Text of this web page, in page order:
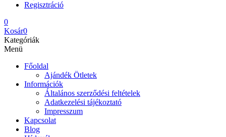
Regisztráció
0
Kosár0
Kategóriák
Menü
Főoldal
Ajándék Ötletek
Információk
Általános szerződési feltételek
Adatkezelési tájékoztató
Impresszum
Kapcsolat
Blog